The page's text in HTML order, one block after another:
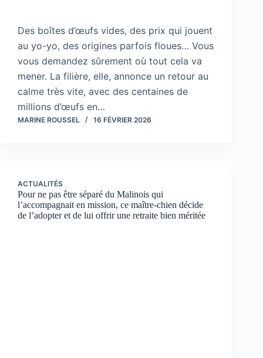
Des boîtes d’œufs vides, des prix qui jouent
au yo-yo, des origines parfois floues… Vous
vous demandez sûrement où tout cela va
mener. La filière, elle, annonce un retour au
calme très vite, avec des centaines de
millions d’œufs en…
MARINE ROUSSEL 16 FÉVRIER 2026
ACTUALITÉS
Pour ne pas être séparé du Malinois qui
l’accompagnait en mission, ce maître-chien décide
de l’adopter et de lui offrir une retraite bien méritée